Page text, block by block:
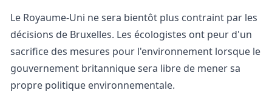
Le Royaume-Uni ne sera bientôt plus contraint par les
décisions de Bruxelles. Les écologistes ont peur d'un
sacrifice des mesures pour l'environnement lorsque le
gouvernement britannique sera libre de mener sa
propre politique environnementale.